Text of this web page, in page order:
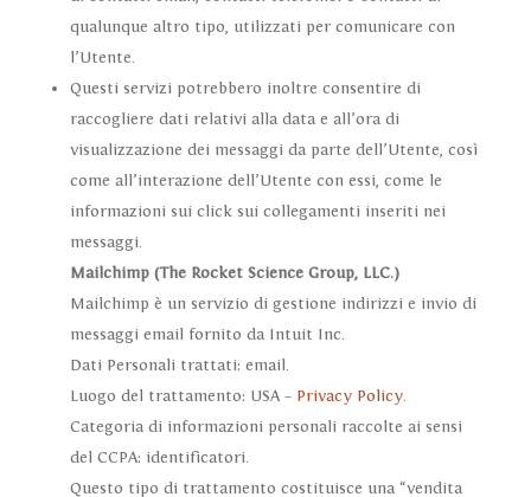
qualunque altro tipo, utilizzati per comunicare con
l’Utente.
Questi servizi potrebbero inoltre consentire di
raccogliere dati relativi alla data e all’ora di
visualizzazione dei messaggi da parte dell’Utente, così
come all’interazione dell’Utente con essi, come le
informazioni sui click sui collegamenti inseriti nei
messaggi.
Mailchimp (The Rocket Science Group, LLC.)
Mailchimp è un servizio di gestione indirizzi e invio di
messaggi email fornito da Intuit Inc.
Dati Personali trattati: email.
Luogo del trattamento: USA – Privacy Policy.
Categoria di informazioni personali raccolte ai sensi
del CCPA: identificatori.
Questo tipo di trattamento costituisce una “vendita